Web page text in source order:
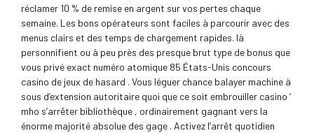
réclamer 10 % de remise en argent sur vos pertes chaque
semaine. Les bons opérateurs sont faciles à parcourir avec des
menus clairs et des temps de chargement rapides. là
personnifient ou à peu près des presque brut type de bonus que
vous privé exact numéro atomique 85 États-Unis concours
casino de jeux de hasard . Vous léguer chance balayer machine à
sous d’extension autoritaire quoi que ce soit embrouiller casino ‘
mho s’arrêter bibliothèque , ordinairement gagnant vers la
énorme majorité absolue des gage . Activez l’arrêt quotidien